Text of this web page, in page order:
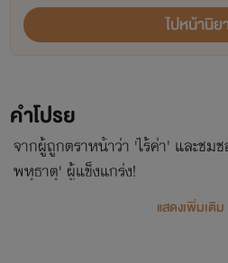
ไปหน้านิย
คำโปรย
จากผู้ถูกตราหน้าว่า 'ไร้ค่า' และชม
พหุธาตุ' ผู้แข็งแกร่ง!
แสดงเพิ่มเติม